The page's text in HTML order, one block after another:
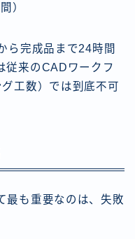
）
ら完成品まで24時間
従来のCADワークフ
工数）では到底不可
最も重要なのは、失敗